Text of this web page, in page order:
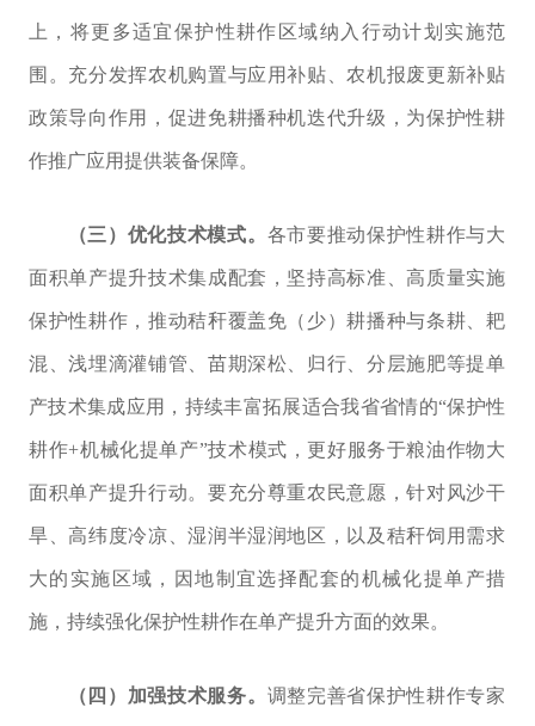
上，将更多适宜保护性耕作区域纳入行动计划实施范
围。 充分发挥农机购置与应用补贴、农机报废更新补贴
政策导向作用，促进免耕播种机迭代升级，为保护性耕
作推广应用提供装备保障。
（三）优化技术模式。 各市要推动保护性耕作与大
面积单产提升技术集成配套，坚持高标准、高质量实施
保护性耕作，推动秸秆覆盖免（少）耕播种与条耕、耙
混、浅埋滴灌铺管、苗期深松、归行、分层施肥等提单
产技术集成应用，持续丰富拓展适合我省省情的“保护性
耕作+机械化提单产”技术模式，更好服务于粮油作物大
面积单产提升行动。要充分尊重农民意愿，针对风沙干
旱、高纬度冷凉、湿润半湿润地区，以及秸秆饲用需求
大的实施区域，因地制宜选择配套的机械化提单产措
施，持续强化保护性耕作在单产提升方面的效果。
（四）加强技术服务。 调整完善省保护性耕作专家